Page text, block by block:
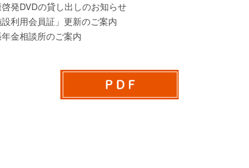
発DVDの貸し出しのお知らせ
設利用会員証」更新のご案内
金相談所のご案内